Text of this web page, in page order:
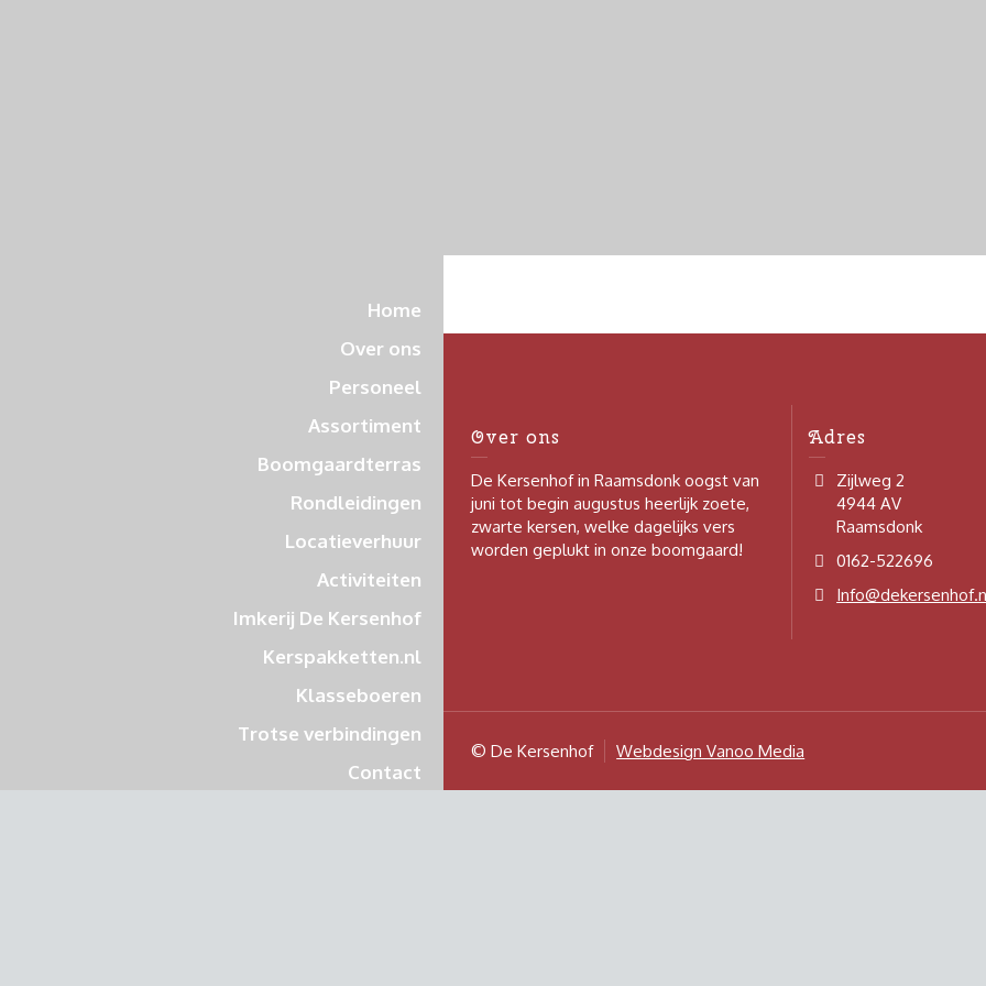
Home
Over ons
Personeel
Assortiment
Boomgaardterras
Rondleidingen
Locatieverhuur
Activiteiten
Imkerij De Kersenhof
Kerspakketten.nl
Klasseboeren
Trotse verbindingen
Contact
Over ons
De Kersenhof in Raamsdonk oogst van
juni tot begin augustus heerlijk zoete,
zwarte kersen, welke dagelijks vers
worden geplukt in onze boomgaard!
Adres
Zijlweg 2
4944 AV
Raamsdonk
0162-522696
© De Kersenhof Webdesign Vanoo Media